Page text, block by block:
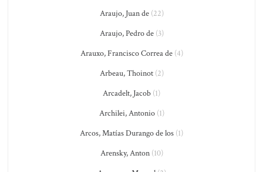
Araujo, Juan de(22)
Araujo, Pedro de(3)
Arauxo, Francisco Correa de(4)
Arbeau, Thoinot(2)
Arcadelt, Jacob (1)
Archilei, Antonio(1)
Arcos, Matías Durango de los (1)
Arensky, Anton(10)